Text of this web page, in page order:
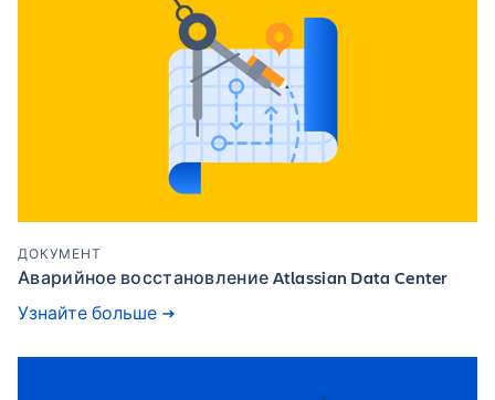
ДОКУМЕНТ
Аварийное восстановление Atlassian Data Center
Узнайте больше